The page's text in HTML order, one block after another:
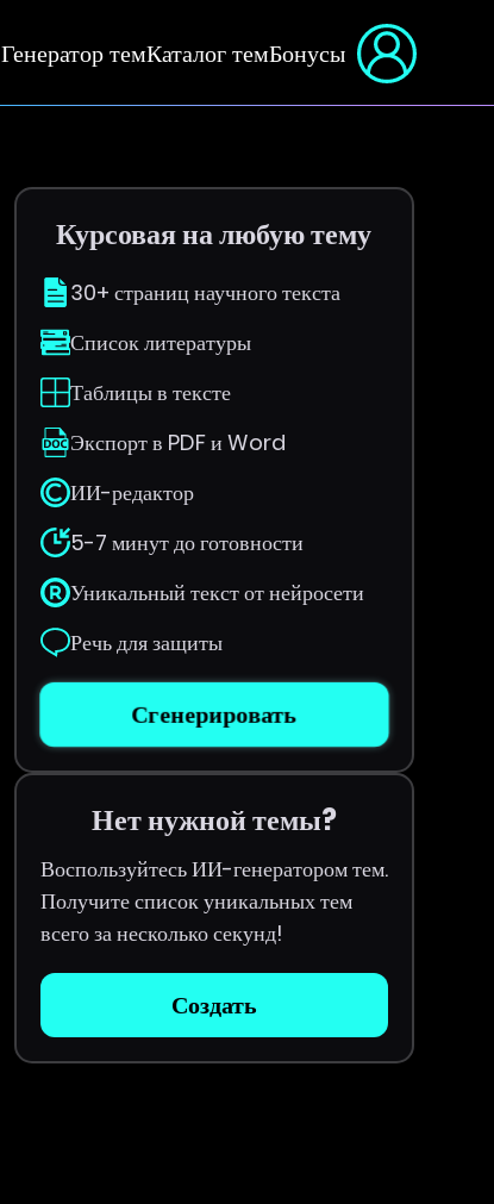
Генератор темКаталог темБонусы
Курсовая на любую тему
30+ страниц научного текста
Список литературы
Таблицы в тексте
Экспорт в PDF и Word
ИИ-редактор
5-7 минут до готовности
Уникальный текст от нейросети
Речь для защиты
Сгенерировать
Нет нужной темы?
Воспользуйтесь ИИ-генератором тем.
Получите список уникальных тем
всего за несколько секунд!
Создать